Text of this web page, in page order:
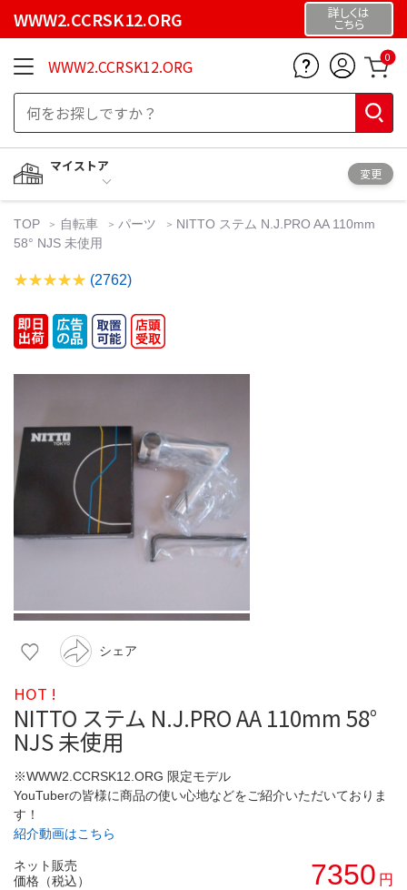
WWW2.CCRSK12.ORG 詳しくは
こちら
WWW2.CCRSK12.ORG 0
マイストア
変更
TOP 自転車 パーツ
NITTO ステム N.J.PRO AA 110mm
58° NJS 未使用
(2762)
シェア
HOT !
NITTO ステム N.J.PRO AA 110mm 58°
NJS 未使用
※WWW2.CCRSK12.ORG 限定モデル
YouTuberの皆様に商品の使い心地などをご紹介いただいておりま
す！
紹介動画はこちら
ネット販売
価格（税込）
7350 円